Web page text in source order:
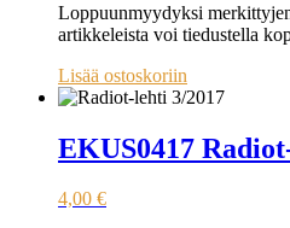
Loppuunmyydyksi
artikkeleista voi tiedustella
Lisää ostoskoriin
EKUS0417
4,00 €